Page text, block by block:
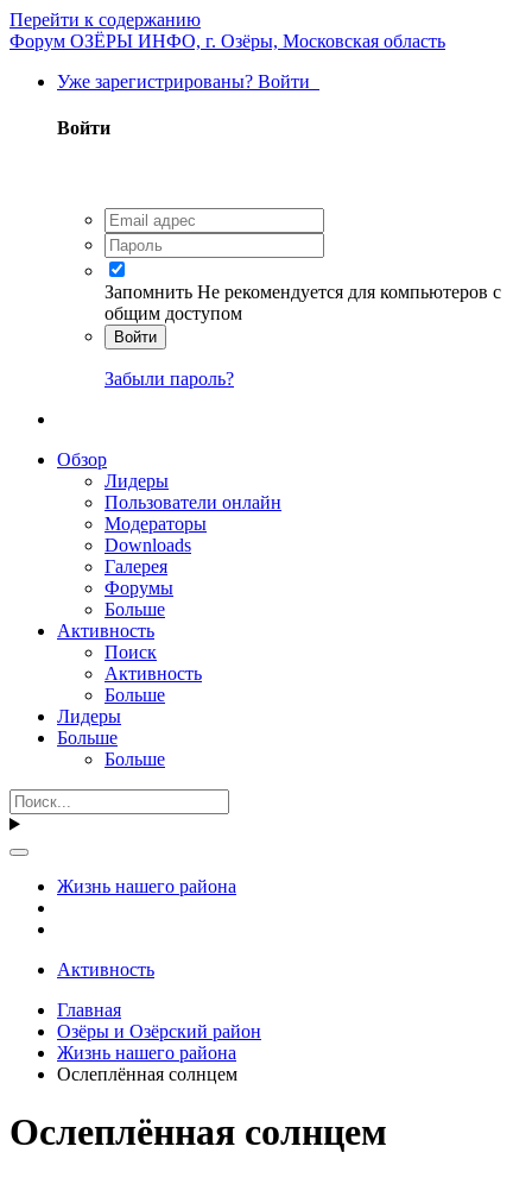
Перейти к содержанию
Форум ОЗЁРЫ ИНФО, г. Озёры, Московская область
Уже зарегистрированы? Войти
Войти
Запомнить Не рекомендуется для компьютеров с
общим доступом
Войти
Забыли пароль?
Обзор
Лидеры
Пользователи онлайн
Модераторы
Downloads
Галерея
Форумы
Больше
Активность
Поиск
Активность
Больше
Лидеры
Больше
Больше
Жизнь нашего района
Активность
Главная
Озёры и Озёрский район
Жизнь нашего района
Ослеплённая солнцем
Ослеплённая солнцем